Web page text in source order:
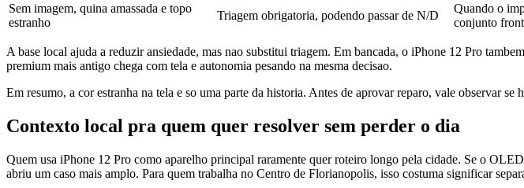
Sem imagem, quina amassada e topo
estranho
Triagem obrigatoria, podendo passar de N/D
Quando o
conjunto
A base local ajuda a reduzir ansiedade, mas nao substitui triagem. Em bancada, o iPhone 12 Pro
premium mais antigo chega com tela e autonomia pesando na mesma decisao.
Em resumo, a cor estranha na tela e so uma parte da historia. Antes de aprovar reparo, vale observar
Contexto local pra quem quer resolver sem perder o dia
Quem usa iPhone 12 Pro como aparelho principal raramente quer roteiro longo pela cidade. Se o
abriu um caso mais amplo. Para quem trabalha no Centro de Florianopolis, isso costuma significar